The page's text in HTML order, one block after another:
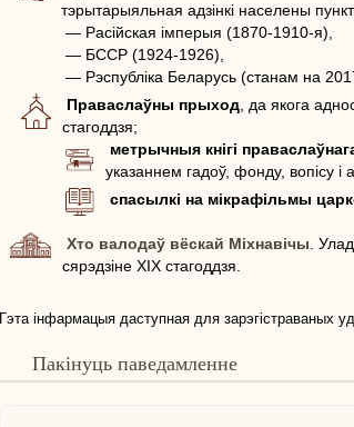
тэрытарыяльная адзінкі населены
— Расійская імперыя (1870-1910-я),
— БССР (1924-1926),
— Рэспубліка Беларусь (станам на
Праваслаўны прыход , да якога
стагоддзя;
метрычныя кнігі
указаннем гадоў, фонду, вопісу і
спасылкі на мікрафільмы
Хто валодаў вёскай Міхнавічы.
сярэдзіне XIX стагоддзя.
Гэта інфармацыя даступная для зарэгістраваных
Пакінуць паведамленне